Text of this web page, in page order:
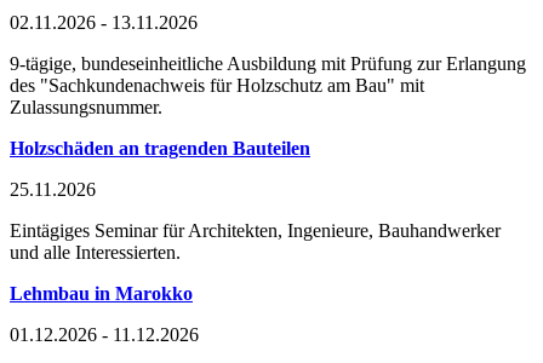
02.11.2026 - 13.11.2026
9-tägige, bundeseinheitliche Ausbildung mit Prüfung zur Erlangung
des "Sachkundenachweis für Holzschutz am Bau" mit
Zulassungsnummer.
Holzschäden an tragenden Bauteilen
25.11.2026
Eintägiges Seminar für Architekten, Ingenieure, Bauhandwerker
und alle Interessierten.
Lehmbau in Marokko
01.12.2026 - 11.12.2026